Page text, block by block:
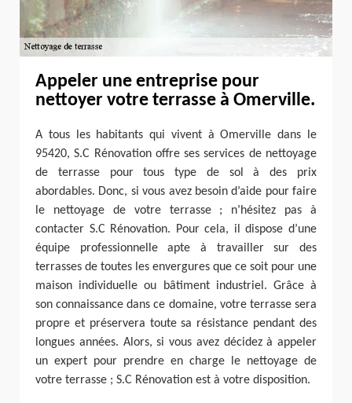
Appeler une entreprise pour
nettoyer votre terrasse à Omerville.
A tous les habitants qui vivent à Omerville dans le
95420, S.C Rénovation offre ses services de nettoyage
de terrasse pour tous type de sol à des prix
abordables. Donc, si vous avez besoin d’aide pour faire
le nettoyage de votre terrasse ; n’hésitez pas à
contacter S.C Rénovation. Pour cela, il dispose d’une
équipe professionnelle apte à travailler sur des
terrasses de toutes les envergures que ce soit pour une
maison individuelle ou bâtiment industriel. Grâce à
son connaissance dans ce domaine, votre terrasse sera
propre et préservera toute sa résistance pendant des
longues années. Alors, si vous avez décidez à appeler
un expert pour prendre en charge le nettoyage de
votre terrasse ; S.C Rénovation est à votre disposition.